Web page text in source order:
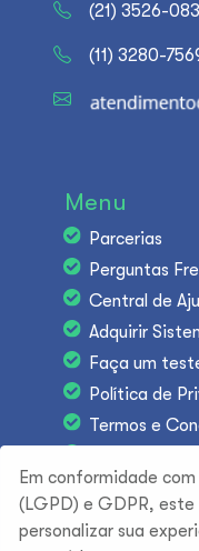
(21) 3526-
(11) 3280-
Menu
Parcerias
Perguntas
Central de
Adquirir
Faça um
Política de
Termos e
Em conformidade
(LGPD) e GDPR, este
personalizar sua